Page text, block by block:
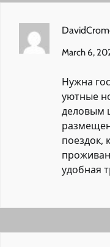
March 6,
Нужна
уютные
деловым
поездок,
удобная